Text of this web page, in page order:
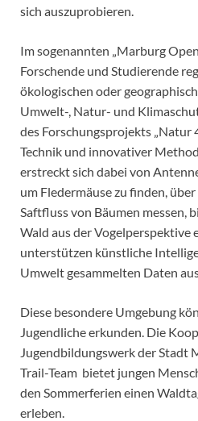
sich auszuprobieren.
Im sogenannten „Marburg
Forschende und Studierende
ökologischen oder
Umwelt-, Natur- und
des Forschungsprojekts „Natur
Technik und innovativer
erstreckt sich dabei von
um Fledermäuse zu finden,
Saftfluss von Bäumen messen,
Wald aus der Vogelperspektive
unterstützen künstliche
Umwelt gesammelten Daten
Diese besondere Umgebung
Jugendliche erkunden. Die
Jugendbildungswerk der Stadt
Trail-Team bietet jungen
den Sommerferien einen
erleben.